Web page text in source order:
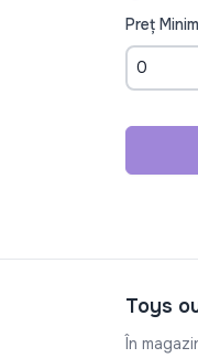
Preț Minim
Toys
În